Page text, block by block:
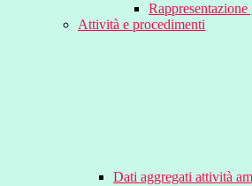
Rappresentazione
Attività e procedimenti
Dati aggregati attività